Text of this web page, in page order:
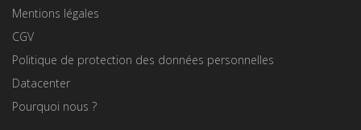
Mentions légales
CGV
Politique de protection des données personnelles
Datacenter
Pourquoi nous ?